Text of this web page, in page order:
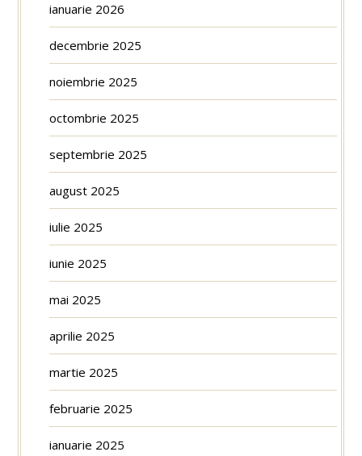
ianuarie 2026
decembrie 2025
noiembrie 2025
octombrie 2025
septembrie 2025
august 2025
iulie 2025
iunie 2025
mai 2025
aprilie 2025
martie 2025
februarie 2025
ianuarie 2025